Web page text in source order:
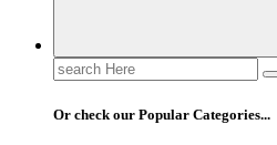
Search
for:
Or check our Popular Categories...